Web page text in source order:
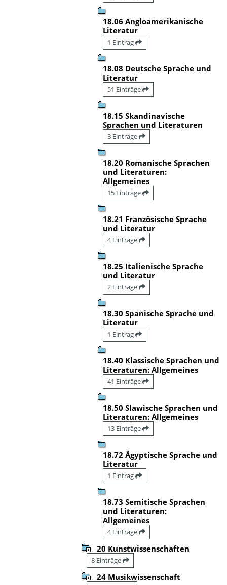
18.06 Angloamerikanische
Literatur
1 Eintrag
18.08 Deutsche Sprache und
Literatur
51 Einträge
18.15 Skandinavische
Sprachen und Literaturen
3 Einträge
18.20 Romanische Sprachen
und Literaturen:
Allgemeines
15 Einträge
18.21 Französische Sprache
und Literatur
4 Einträge
18.25 Italienische Sprache
und Literatur
2 Einträge
18.30 Spanische Sprache und
Literatur
1 Eintrag
18.40 Klassische Sprachen und
Literaturen: Allgemeines
41 Einträge
18.50 Slawische Sprachen und
Literaturen: Allgemeines
13 Einträge
18.72 Ägyptische Sprache und
Literatur
1 Eintrag
18.73 Semitische Sprachen
und Literaturen:
Allgemeines
4 Einträge
20 Kunstwissenschaften
8 Einträge
24 Musikwissenschaft